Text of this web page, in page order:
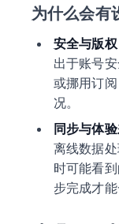
为什么会有
安全与版权
出于账号
或挪用订
况。
同步与体
离线数据
时可能看
步完成才能